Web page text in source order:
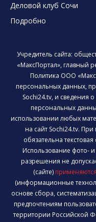
Деловой клуб Сочи
Подробно
Учредитель сайта:
«МаксПортал», главный
Политика ООО
персональных данных,
Sochi24.tv, и сведения
персональных
использовании любых
на сайт Sochi24.tv.
обязательна
Использование фото-
разрешения не
(сайте)
(информационные
основе сбора,
предпочтениям
территории Российской